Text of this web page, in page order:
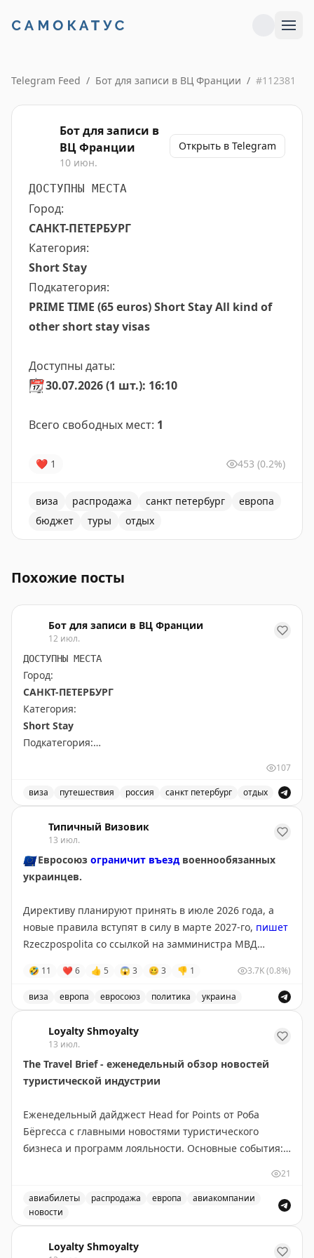
Telegram Feed / Бот для записи в ВЦ Франции / #112381
Бот для записи в
ВЦ Франции
10 июн.
Открыть в Telegram
ДОСТУПНЫ МЕСТА
Город:
САНКТ-ПЕТЕРБУРГ
Категория:
Short Stay
Подкатегория:
PRIME TIME (65 euros) Short Stay All kind of
other short stay visas
Доступны даты:
📆30.07.2026 (1 шт.): 16:10
Всего свободных мест: 1
❤ 1 453 (0.2%)
виза распродажа санкт петербург
европа
бюджет
туры отдых
Похожие посты
Бот для записи в ВЦ Франции
12 июл.
ДОСТУПНЫ МЕСТА
Город:
САНКТ-ПЕТЕРБУРГ
Категория:
Short Stay
Подкатегория:
Доступны даты:
28.09.2026 (1 шт.): 16:10
29.09.2026 (2 шт.): 16:10, 16:20
Всего свободных мест:
107
виза путешествия россия санкт петербург отдых
Типичный Визовик
13 июл.
🇪🇺Евросоюз ограничит въездвоеннообязанных
украинцев.
Директиву планируют принять в июле 2026 года, а
новые правила вступят в силу в марте 2027-го, пишет
Rzeczpospolita со ссылкой на замминистра МВД
Для въезда и получения временной защиты
потребуется подтверждение освобождения или
отсрочки от мобилизации. По данным издания,
изменения поддерживает Польша, а инициатором
выступил Киев.
🤣 11 ❤ 6 👍 5 😱 3 🥴 3 👎 1 3.7K(0.8%)
виза европа евросоюз политика украина
Loyalty Shmoyalty
13 июл.
The Travel Brief - еженедельный обзор новостей
туристической индустрии
Еженедельный дайджест Head for Points от Роба
Бёргесса с главными новостями туристического
бизнеса и программ лояльности. Основные события:
easyJet продаёт свой бизнес Apollo, открылся люкс-
лаунж в Manchester Airport. Выгодные предложения:
предлагает привлекательные тарифы на Mint, Virgin
21
авиабилеты распродажа европа
авиакомпании
новости
Loyalty Shmoyalty